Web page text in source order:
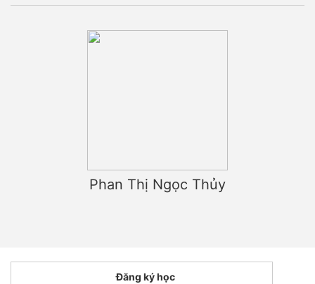
Phan Thị Ngọc Thủy
Đăng ký học